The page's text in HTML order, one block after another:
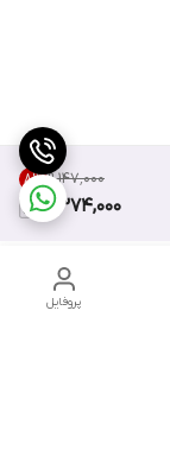
۹٬۱۴۷٬۰۰۰ 8%
8,374,000
پروفایل